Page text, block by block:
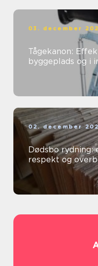
03. december
Tågekanon:
byggeplads og i
02. december
Dødsbo rydning:
respekt og